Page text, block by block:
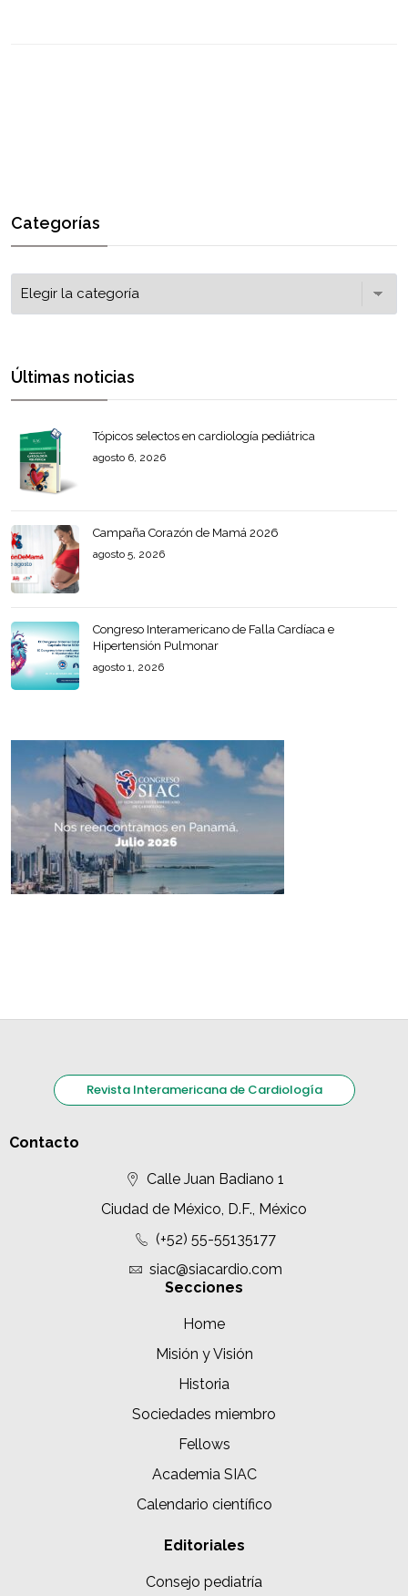
Categorías
Últimas noticias
Tópicos selectos en cardiología pediátrica
agosto 6, 2026
Campaña Corazón de Mamá 2026
agosto 5, 2026
Congreso Interamericano de Falla Cardíaca e
Hipertensión Pulmonar
agosto 1, 2026
Revista Interamericana de Cardiología
Contacto
Calle Juan Badiano 1
Ciudad de México, D.F., México
(+52) 55-55135177
siac@siacardio.com
Secciones
Home
Misión y Visión
Historia
Sociedades miembro
Fellows
Academia SIAC
Calendario científico
Editoriales
Consejo pediatría